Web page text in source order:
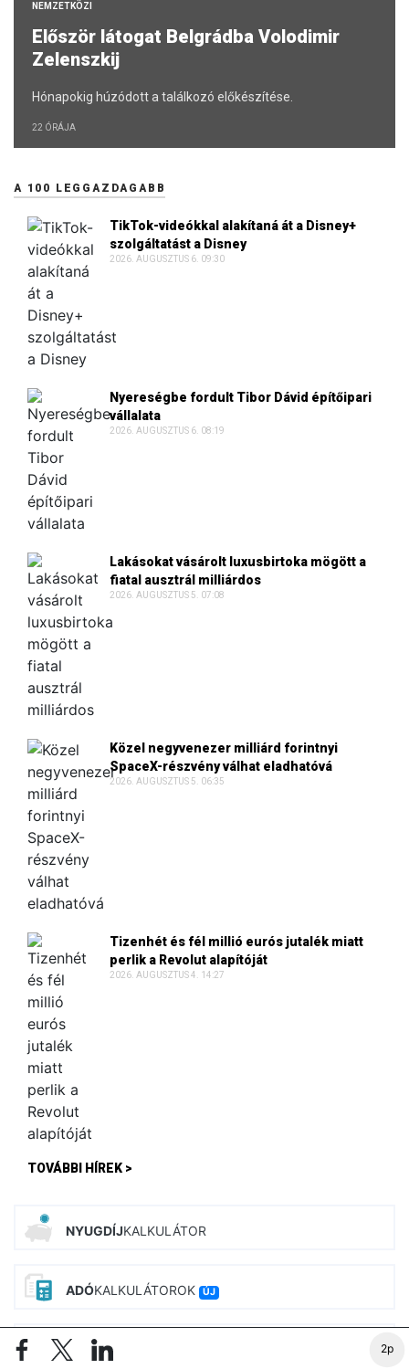
2p
NEMZETKÖZI
Először látogat Belgrádba Volodimir
Zelenszkij
Hónapokig húzódott a találkozó előkészítése.
22 ÓRÁJA
A 100 LEGGAZDAGABB
TikTok-videókkal alakítaná át a Disney+
szolgáltatást a Disney
2026. AUGUSZTUS 6. 09:30
Nyereségbe fordult Tibor Dávid építőipari
vállalata
2026. AUGUSZTUS 6. 08:19
Lakásokat vásárolt luxusbirtoka mögött a
fiatal ausztrál milliárdos
2026. AUGUSZTUS 5. 07:08
Közel negyvenezer milliárd forintnyi
SpaceX-részvény válhat eladhatóvá
2026. AUGUSZTUS 5. 06:35
Tizenhét és fél millió eurós jutalék miatt
perlik a Revolut alapítóját
2026. AUGUSZTUS 4. 14:27
TOVÁBBI HÍREK >
NYUGDÍJKALKULÁTOR
ADÓKALKULÁTOROK ÚJ
BÉR KALKULÁTOROK